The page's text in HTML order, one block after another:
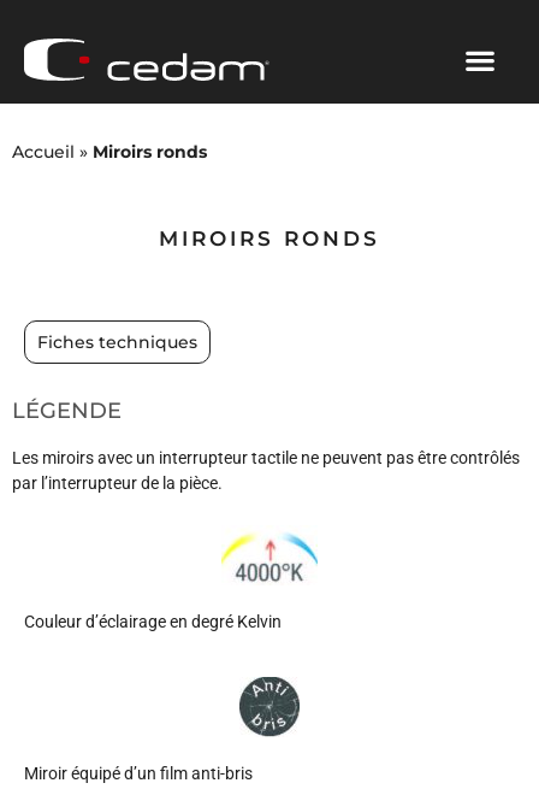
Accueil » Miroirs ronds
MIROIRS RONDS
Fiches techniques
LÉGENDE
Les miroirs avec un interrupteur tactile ne peuvent pas être contrôlés
par l’interrupteur de la pièce.
Couleur d’éclairage en degré Kelvin
Miroir équipé d’un film anti-bris